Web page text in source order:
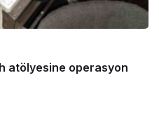
atölyesine operasyon